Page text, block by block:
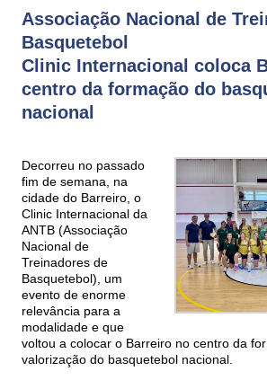
Associação Nacional de
Basquetebol
Clinic Internacional coloca
centro da formação do
nacional
Decorreu no passado
fim de semana, na
cidade do Barreiro, o
Clinic Internacional da
ANTB (Associação
Nacional de
Treinadores de
Basquetebol), um
evento de enorme
relevância para a
modalidade e que
voltou a colocar o Barreiro no centro da
valorização do basquetebol nacional.